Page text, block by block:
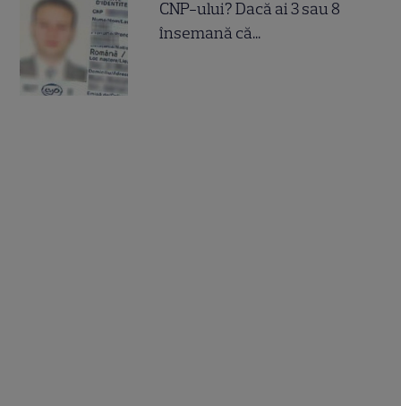
CNP-ului? Dacă ai 3 sau 8
însemană că...